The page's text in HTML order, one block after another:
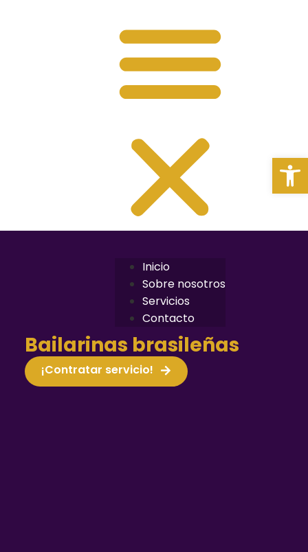
Inicio
Sobre nosotros
Servicios
Contacto
Bailarinas brasileñas
¡Contratar servicio!